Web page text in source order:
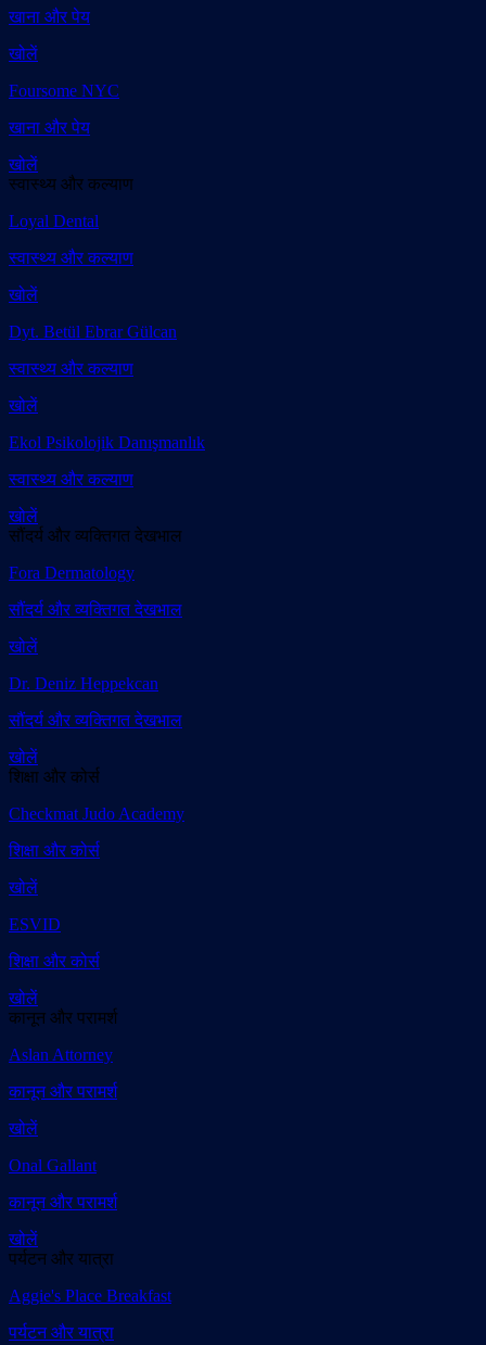
खाना और पेय
खोलें
Foursome NYC
खाना और पेय
खोलें
स्वास्थ्य और कल्याण
Loyal Dental
स्वास्थ्य और कल्याण
खोलें
Dyt. Betül Ebrar Gülcan
स्वास्थ्य और कल्याण
खोलें
Ekol Psikolojik Danışmanlık
स्वास्थ्य और कल्याण
खोलें
सौंदर्य और व्यक्तिगत देखभाल
Fora Dermatology
सौंदर्य और व्यक्तिगत देखभाल
खोलें
Dr. Deniz Heppekcan
सौंदर्य और व्यक्तिगत देखभाल
खोलें
शिक्षा और कोर्स
Checkmat Judo Academy
शिक्षा और कोर्स
खोलें
ESVID
शिक्षा और कोर्स
खोलें
कानून और परामर्श
Aslan Attorney
कानून और परामर्श
खोलें
Onal Gallant
कानून और परामर्श
खोलें
पर्यटन और यात्रा
Aggie's Place Breakfast
पर्यटन और यात्रा